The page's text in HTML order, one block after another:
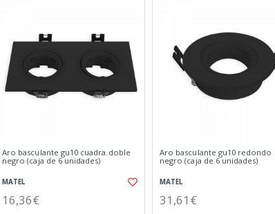
Aro basculante gu10 cuadra.doble
negro (caja de 6 unidades)
MATEL
16,36€
Aro basculante gu10 redondo
negro (caja de 6 unidades)
MATEL
31,61€